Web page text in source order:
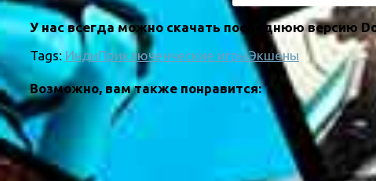
У нас всегда можно скачать последнюю версию
Tags: ИндиПриключенческие игрыЭкшены
Возможно, вам также понравится: